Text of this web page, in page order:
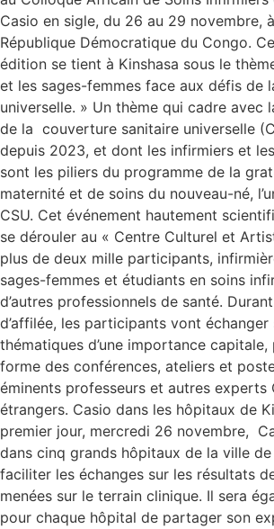
Casio en sigle, du 26 au 29 novembre,
République Démocratique du Congo.
édition se tient à Kinshasa sous le
et les sages-femmes face aux défis de
universelle. » Un thème qui cadre avec
de la couverture sanitaire universelle
depuis 2023, et dont les infirmiers et
sont les piliers du programme de la
maternité et de soins du nouveau-né,
CSU. Cet événement hautement
se dérouler au « Centre Culturel et
plus de deux mille participants,
sages-femmes et étudiants en soins
d’autres professionnels de santé.
d’affilée, les participants vont échanger
thématiques d’une importance capitale,
forme des conférences, ateliers et
éminents professeurs et autres experts
étrangers. Casio dans les hôpitaux de
premier jour, mercredi 26 novembre,
dans cinq grands hôpitaux de la ville
faciliter les échanges sur les résultats
menées sur le terrain clinique. Il sera
pour chaque hôpital de partager son